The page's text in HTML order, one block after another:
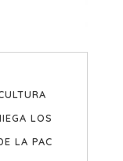
LOS
LA PAC